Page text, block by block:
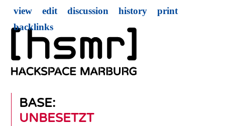
BASE:
UNBESETZT
view edit discussion history
print
backlinks